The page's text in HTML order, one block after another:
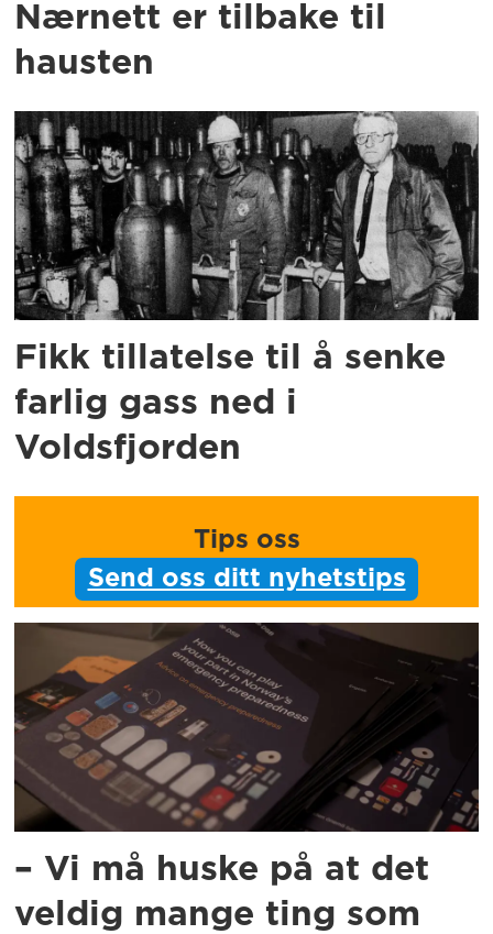
Nærnett er tilbake til
hausten
Fikk tillatelse til å senke
farlig gass ned i
Voldsfjorden
Tips oss
Send oss ditt nyhetstips
– Vi må huske på at det
veldig mange ting som